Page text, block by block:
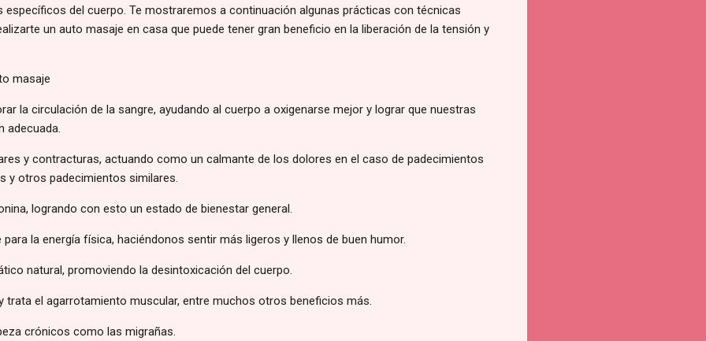
del cuerpo. Te mostraremos a continuación algunas prácticas con técnicas
un auto masaje en casa que puede tener gran beneficio en la liberación de la tensión y
masaje
la circulación de la sangre, ayudando al cuerpo a oxigenarse mejor y lograr que nuestras
adecuada.
y contracturas, actuando como un calmante de los dolores en el caso de padecimientos
y otros padecimientos similares.
logrando con esto un estado de bienestar general.
la energía física, haciéndonos sentir más ligeros y llenos de buen humor.
natural, promoviendo la desintoxicación del cuerpo.
trata el agarrotamiento muscular, entre muchos otros beneficios más.
crónicos como las migrañas.